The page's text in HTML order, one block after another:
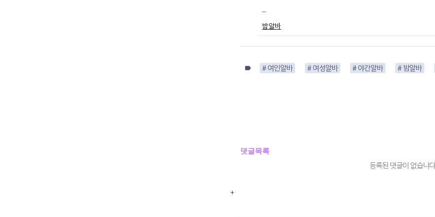
밤알바
label # 여인알바 # 여성알바 # 야간알바 # 밤알바
댓글목록
등록된 댓글이 없습니
+